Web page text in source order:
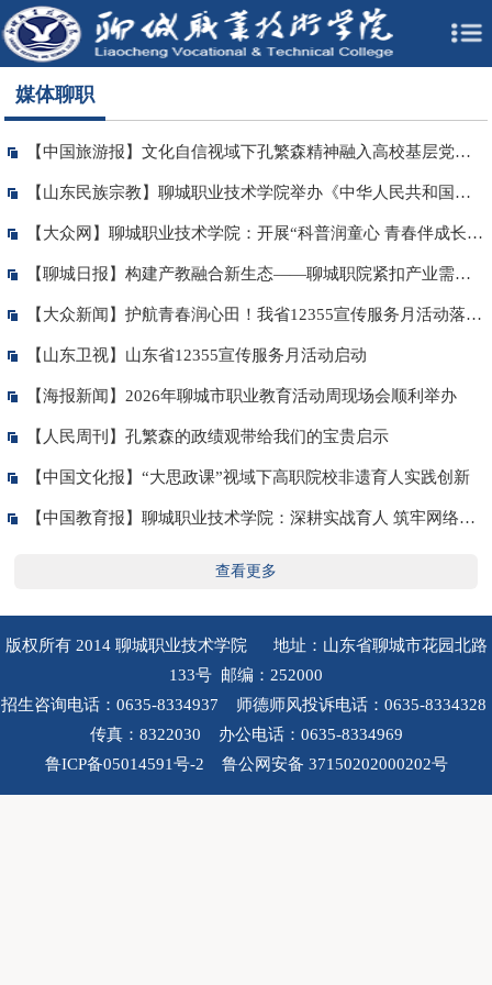
媒体聊职
【中国旅游报】文化自信视域下孔繁森精神融入高校基层党建的路径研究
【山东民族宗教】聊城职业技术学院举办《中华人民共和国民族团结进步促进法》知识竞赛
【大众网】聊城职业技术学院：开展“科普润童心 青春伴成长”志愿服务活动
【聊城日报】构建产教融合新生态——聊城职院紧扣产业需求培养高素质技能人才
【大众新闻】护航青春润心田！我省12355宣传服务月活动落地聊城
【山东卫视】山东省12355宣传服务月活动启动
【海报新闻】2026年聊城市职业教育活动周现场会顺利举办
【人民周刊】孔繁森的政绩观带给我们的宝贵启示
【中国文化报】“大思政课”视域下高职院校非遗育人实践创新
【中国教育报】聊城职业技术学院：深耕实战育人 筑牢网络防线
查看更多
版权所有 2014 聊城职业技术学院 地址：山东省聊城市花园北路
133号 邮编：252000
招生咨询电话：0635-8334937 师德师风投诉电话：0635-8334328
传真：8322030 办公电话：0635-8334969
鲁ICP备05014591号-2 鲁公网安备 37150202000202号